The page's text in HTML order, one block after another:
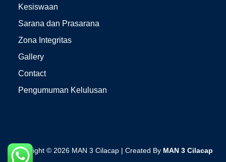
Kesiswaan
Sarana dan Prasarana
Zona Integritas
Gallery
Contact
Pengumuman Kelulusan
Copyright © 2026 MAN 3 Cilacap | Created By MAN 3 Cilacap